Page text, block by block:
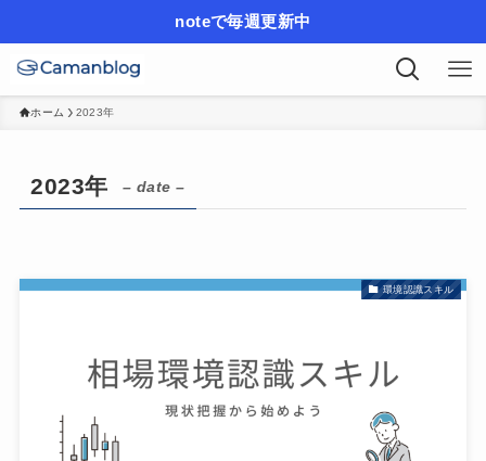
noteで毎週更新中
ホーム 2023年
2023年 – date –
環境認識スキル